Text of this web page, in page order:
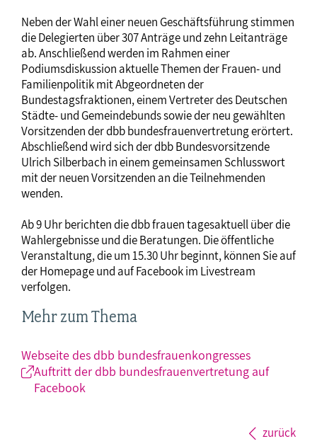
Neben der Wahl einer neuen Geschäftsführung stimmen
die Delegierten über 307 Anträge und zehn Leitanträge
ab. Anschließend werden im Rahmen einer
Podiumsdiskussion aktuelle Themen der Frauen- und
Familienpolitik mit Abgeordneten der
Bundestagsfraktionen, einem Vertreter des Deutschen
Städte- und Gemeindebunds sowie der neu gewählten
Vorsitzenden der dbb bundesfrauenvertretung erörtert.
Abschließend wird sich der dbb Bundesvorsitzende
Ulrich Silberbach in einem gemeinsamen Schlusswort
mit der neuen Vorsitzenden an die Teilnehmenden
wenden.
Ab 9 Uhr berichten die dbb frauen tagesaktuell über die
Wahlergebnisse und die Beratungen. Die öffentliche
Veranstaltung, die um 15.30 Uhr beginnt, können Sie auf
der Homepage und auf Facebook im Livestream
verfolgen.
Mehr zum Thema
Webseite des dbb bundesfrauenkongresses
Auftritt der dbb bundesfrauenvertretung auf
Facebook
zurück